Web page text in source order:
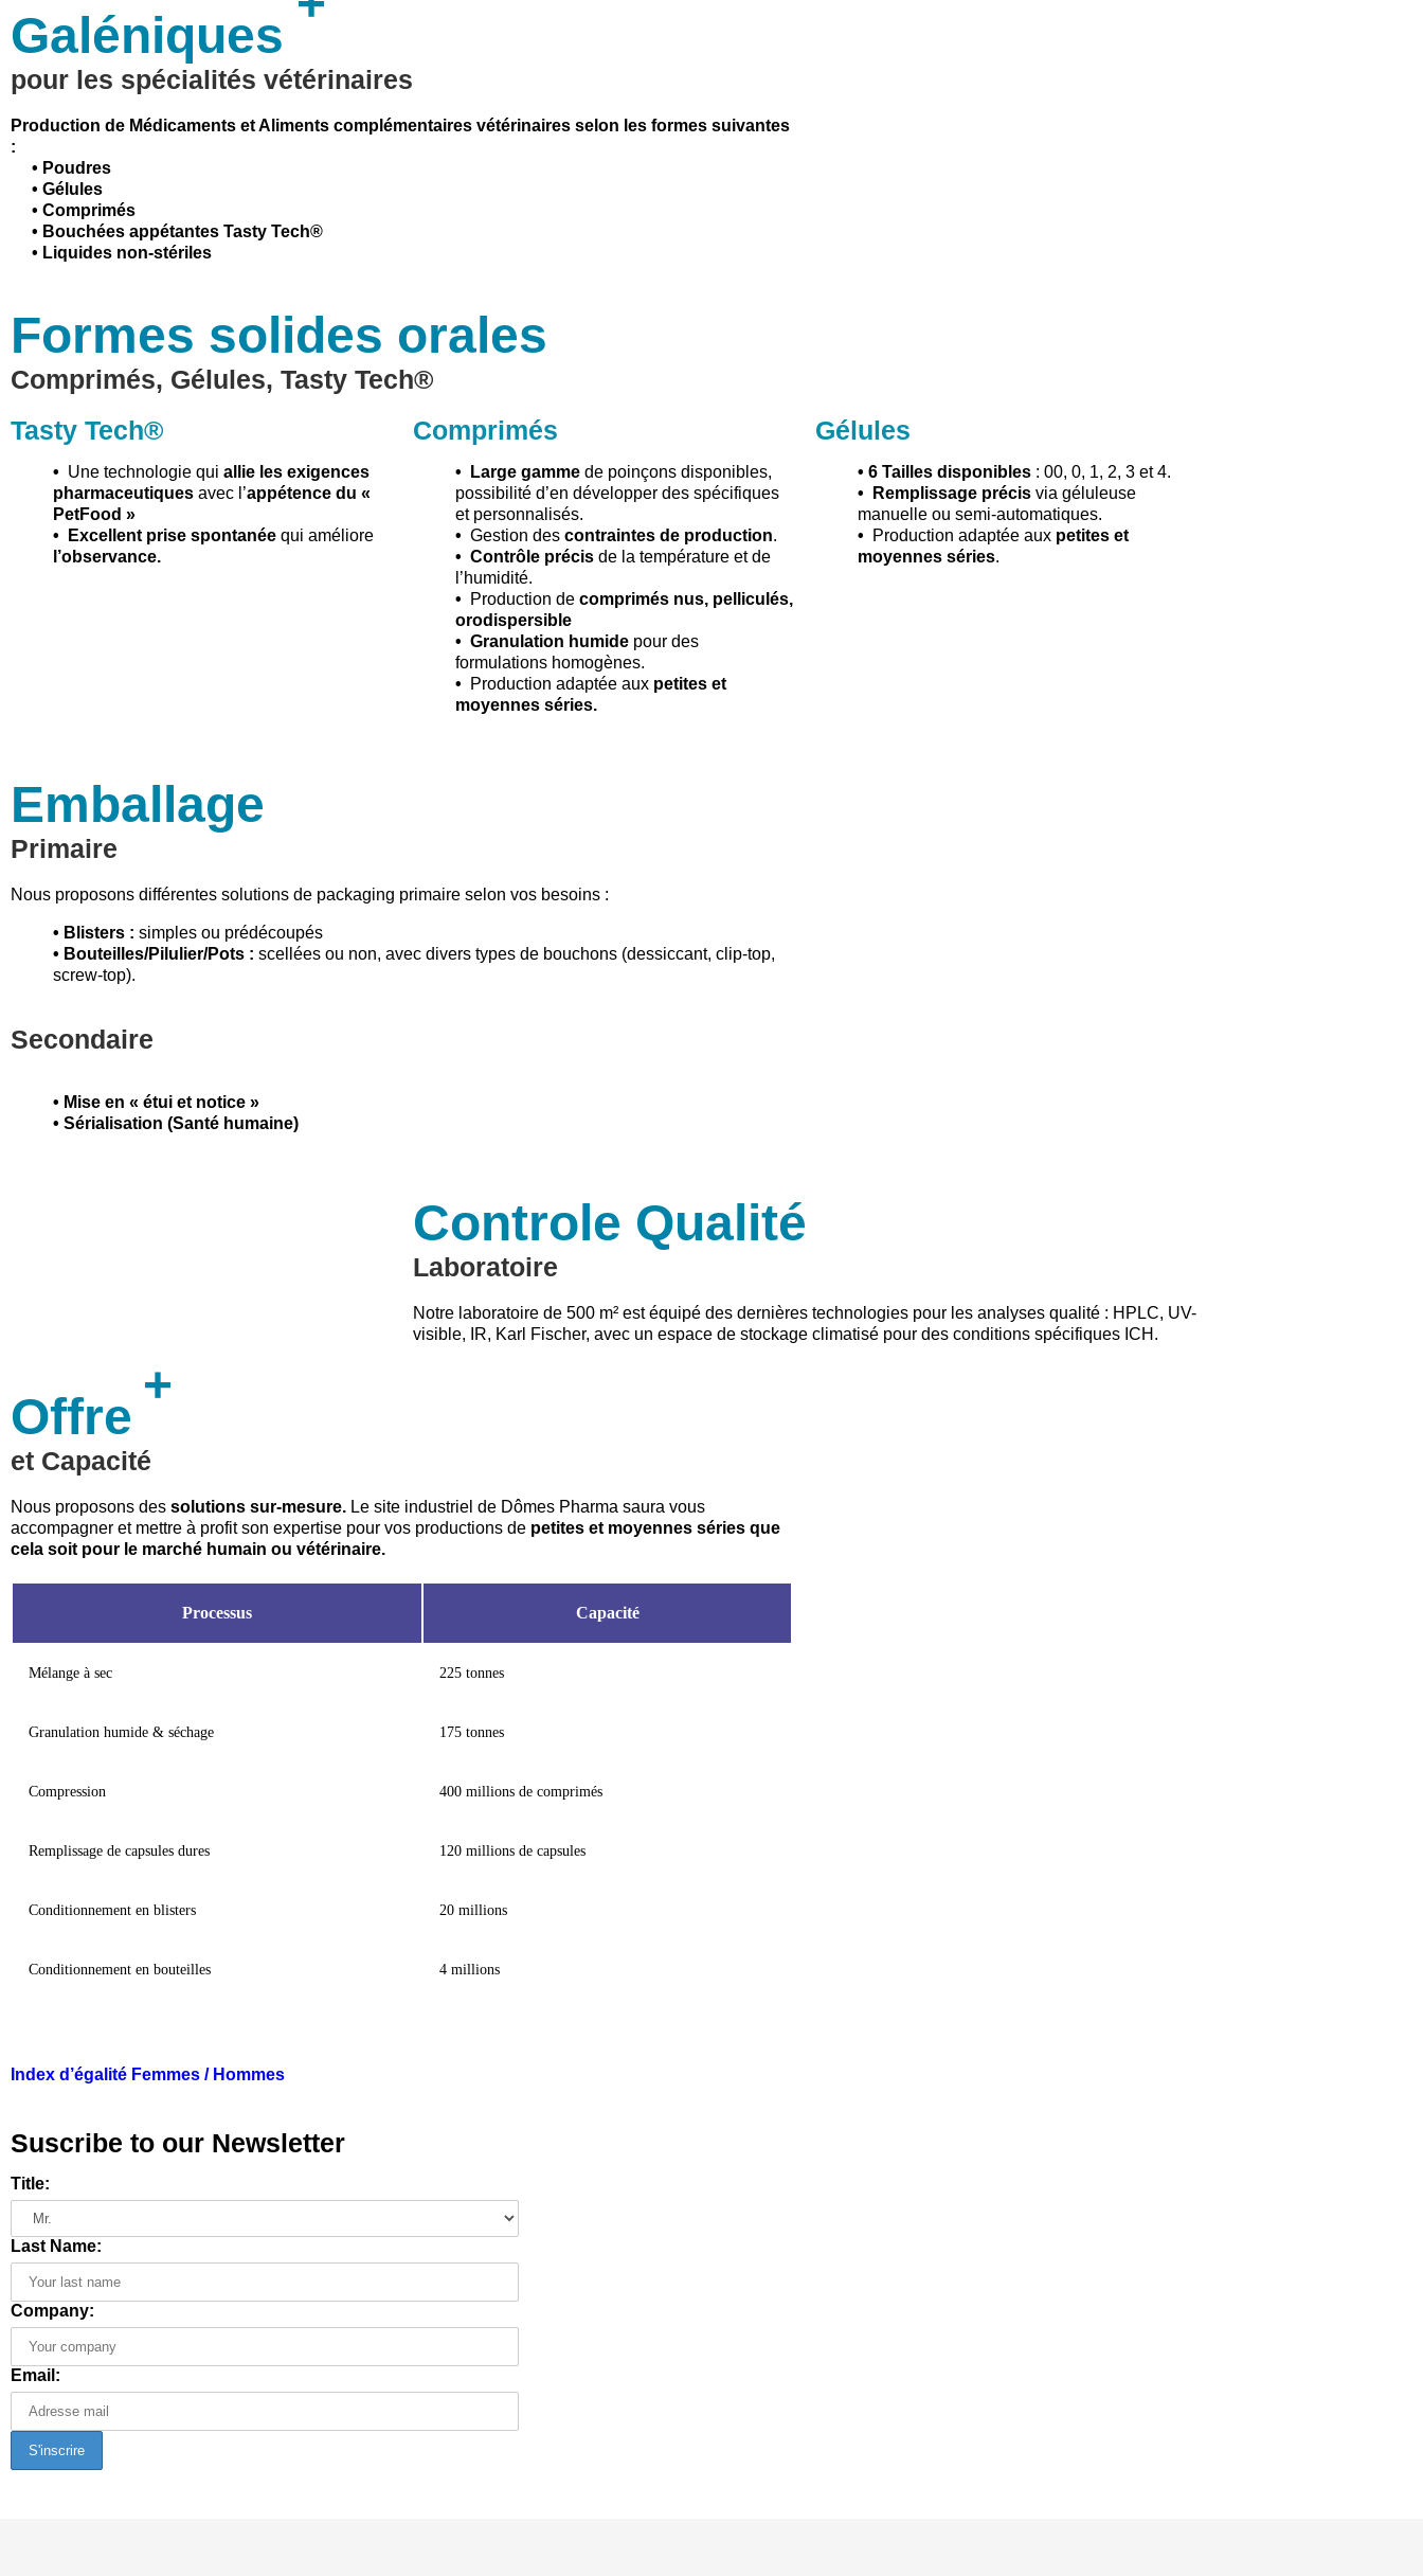
Galéniques
pour les spécialités vétérinaires
Production de Médicaments et Aliments complémentaires vétérinaires selon les formes suivantes
:
• Poudres
• Gélules
• Comprimés
• Bouchées appétantes Tasty Tech®
• Liquides non-stériles
Formes solides orales
Comprimés, Gélules, Tasty Tech®
Tasty Tech®
• Une technologie qui allie les exigences
pharmaceutiques avec l’appétence du «
PetFood »
• Excellent prise spontanée qui améliore
l’observance.
Comprimés
• Large gammede poinçons disponibles,
possibilité d’en développer des spécifiques
et personnalisés.
• Gestion des contraintes de production.
• Contrôle précisde la température et de
l’humidité.
•
Production de comprimés nus, pelliculés,
orodispersible
• Granulation humidepour des
formulations homogènes.
•
Production adaptée aux petites et
moyennes séries.
Gélules
• 6 Tailles disponibles: 00, 0, 1, 2, 3 et 4.
• Remplissage précisvia géluleuse
manuelle ou semi-automatiques.
•
Production adaptée aux petites et
moyennes séries.
Emballage
Primaire
Nous proposons différentes solutions de packaging primaire selon vos besoins :
• Blisters : simples ou prédécoupés
• Bouteilles/Pilulier/Pots : scellées ou non, avec divers types de bouchons (dessiccant, clip-top,
screw-top).
Secondaire
• Mise en « étui et notice »
• Sérialisation (Santé humaine)
Controle Qualité
Laboratoire
Notre laboratoire de 500 m² est équipé des dernières technologies pour les analyses qualité : HPLC, UV-
visible, IR, Karl Fischer, avec un espace de stockage climatisé pour des conditions spécifiques ICH.
+
Offre
et Capacité
Nous proposons des solutions sur-mesure. Le site industriel de Dômes Pharma saura vous
accompagner et mettre à profit son expertise pour vos productions de petites et moyennes séries que
cela soit pour le marché humain ou vétérinaire.
Processus Capacité
Mélange à sec 225 tonnes
Granulation humide & séchage 175 tonnes
Compression 400 millions de comprimés
Remplissage de capsules dures 120 millions de capsules
Conditionnement en blisters 20 millions
Conditionnement en bouteilles 4 millions
Index d’égalité Femmes / Hommes
Suscribe to our Newsletter
Title:
Last Name:
Company:
Email: